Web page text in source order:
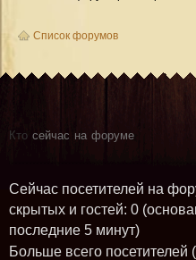
Список форумов
Кто сейчас на форуме
Сейчас посетителей на
скрытых и гостей: 0
последние 5 минут)
Больше всего посетителей (